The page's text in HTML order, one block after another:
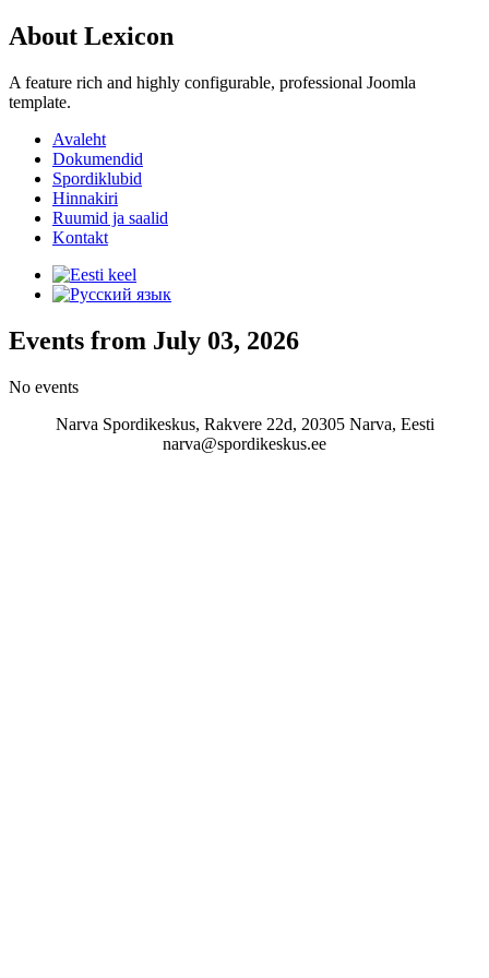
About Lexicon
A feature rich and highly configurable, professional Joomla
template.
Avaleht
Dokumendid
Spordiklubid
Hinnakiri
Ruumid ja saalid
Kontakt
Events from July 03, 2026
No events
Narva Spordikeskus, Rakvere 22d, 20305 Narva, Eesti
narva@spordikeskus.ee